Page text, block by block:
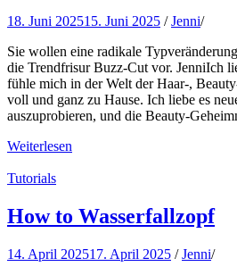
18. Juni 202515. Juni 2025 /Jenni/
Sie wollen eine radikale
die Trendfrisur Buzz-Cut vor. JenniIch
fühle mich in der Welt der Haar-,
voll und ganz zu Hause. Ich liebe es
auszuprobieren, und die Beauty-
Weiterlesen
Tutorials
How to Wasserfallzopf
14. April 202517. April 2025 /Jenni/